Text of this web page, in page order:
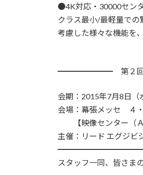
●4K対応・30000センタ
クラス最小/最軽量での
考慮した様々な機能を
━━━━━━━ 第２回
会期：2015年7月8日
会場：幕張メッセ ４
【映像センター（Ａ
主催：リード エグジビ
スタッフ一同、皆さま